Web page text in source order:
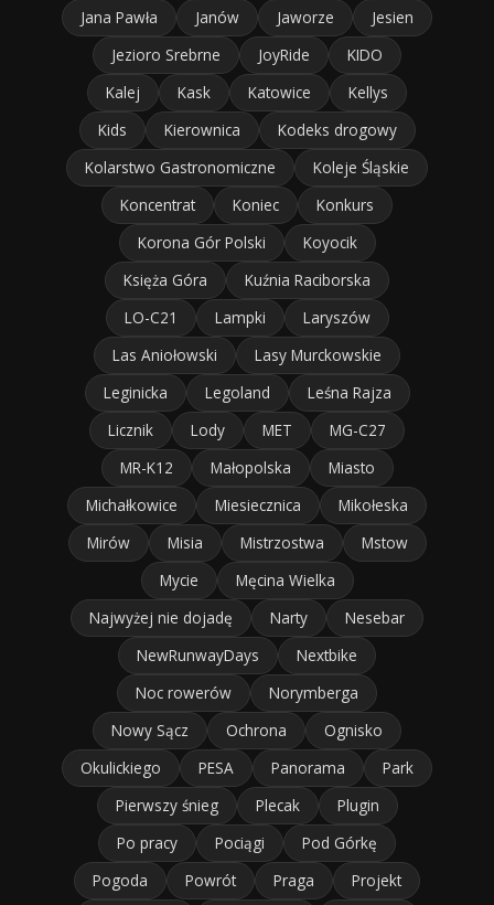
Jana Pawła
Janów Jaworze
Jesien
Jezioro Srebrne
JoyRide
KIDO
Kalej
Kask Katowice
Kellys
Kids
Kierownica
Kodeks drogowy
Kolarstwo Gastronomiczne
Koleje Śląskie
Koncentrat
Koniec
Konkurs
Korona Gór Polski
Koyocik
Księża Góra
Kuźnia Raciborska
LO-C21
Lampki
Laryszów
Las Aniołowski
Lasy Murckowskie
Leginicka
Legoland
Leśna Rajza
Licznik
Lody MET
MG-C27
MR-K12
Małopolska
Miasto
Michałkowice
Miesiecznica
Mikołeska
Mirów
Misia Mistrzostwa
Mstow
Mycie
Męcina Wielka
Najwyżej nie dojadę
Narty
Nesebar
NewRunwayDays
Nextbike
Noc rowerów
Norymberga
Nowy Sącz
Ochrona
Ognisko
Okulickiego
PESA Panorama
Park
Pierwszy śnieg
Plecak
Plugin
Po pracy
Pociągi
Pod Górkę
Pogoda
Powrót Praga Projekt